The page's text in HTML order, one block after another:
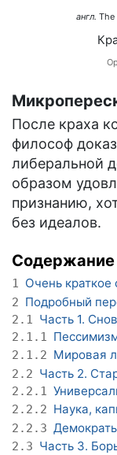
англ. The
После краха
философ
либеральной
образом
признанию,
без идеалов.
Содержание
1 Очень
2 Подробный
2.1 Часть 1.
2.1.1
2.1.2 Мировая
2.2 Часть 2.
2.2.1
2.2.2 Наука,
2.2.3
2.3 Часть 3.